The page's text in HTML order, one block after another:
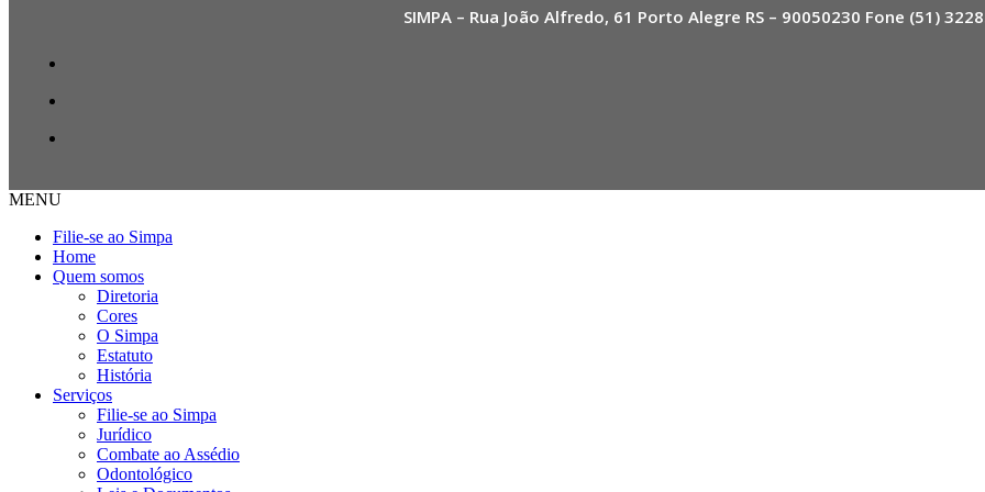
SIMPA – Rua João Alfredo, 61 Porto Alegre RS – 90050230 Fone (51)
MENU
Filie-se ao Simpa
Home
Quem somos
Diretoria
Cores
O Simpa
Estatuto
História
Serviços
Filie-se ao Simpa
Jurídico
Combate ao Assédio
Odontológico